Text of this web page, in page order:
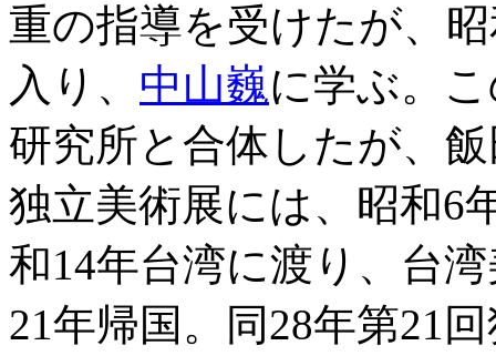
重の指導を受けたが、
入り、 中山巍に学ぶ。
研究所と合体したが、
独立美術展には、昭和6
和14年台湾に渡り、台
21年帰国。同28年第21